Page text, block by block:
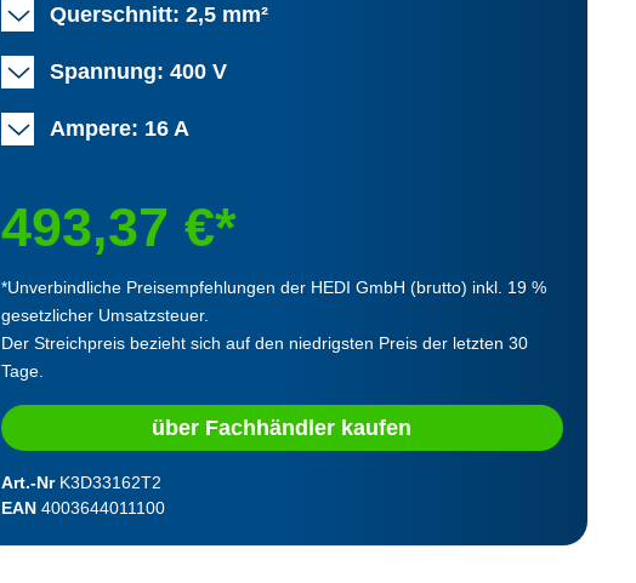
Querschnitt: 2,5 mm²
Spannung: 400 V
Ampere: 16 A
493,37 €*
*Unverbindliche Preisempfehlungen der HEDI GmbH (brutto) inkl. 19 %
gesetzlicher Umsatzsteuer.
Der Streichpreis bezieht sich auf den niedrigsten Preis der letzten 30
Tage.
über Fachhändler kaufen
Art.-Nr K3D33162T2
EAN 4003644011100